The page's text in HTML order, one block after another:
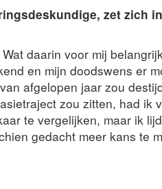
zet zich
daarin voor mij
en mijn doodswens er
afgelopen jaar zou
zou zitten, had ik
te vergelijken, maar ik
gedacht meer kans te